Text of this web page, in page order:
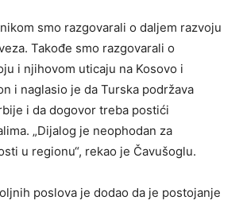
smo razgovarali o daljem razvoju
Takođe smo razgovarali o
i njihovom uticaju na Kosovo i
i naglasio je da Turska podržava
i da dogovor treba postići
„Dijalog je neophodan za
u regionu“, rekao je Čavušoglu.
poslova je dodao da je postojanje